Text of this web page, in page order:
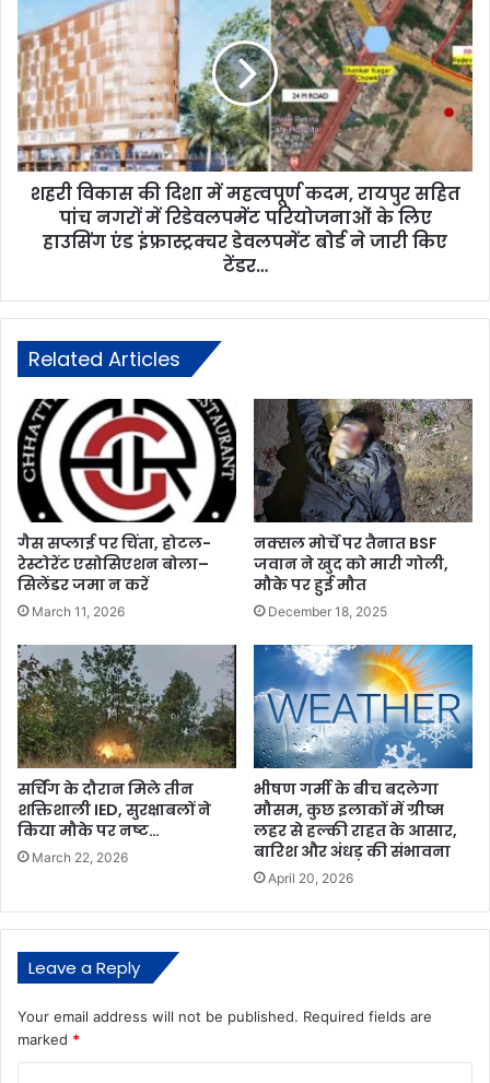
शहरी विकास की दिशा में महत्वपूर्ण कदम, रायपुर सहित
पांच नगरों में रिडेवलपमेंट परियोजनाओं के लिए
हाउसिंग एंड इंफ्रास्ट्रक्चर डेवलपमेंट बोर्ड ने जारी किए
टेंडर…
Related Articles
गैस सप्लाई पर चिंता, होटल-
रेस्टोरेंट एसोसिएशन बोला–
सिलेंडर जमा न करें
March 11, 2026
नक्सल मोर्चे पर तैनात BSF
जवान ने खुद को मारी गोली,
मौके पर हुई मौत
December 18, 2025
सर्चिंग के दौरान मिले तीन
शक्तिशाली IED, सुरक्षाबलों ने
किया मौके पर नष्ट…
March 22, 2026
भीषण गर्मी के बीच बदलेगा
मौसम, कुछ इलाकों में ग्रीष्म
लहर से हल्की राहत के आसार,
बारिश और अंधड़ की संभावना
April 20, 2026
Leave a Reply
Your email address will not be published. Required fields are
marked *